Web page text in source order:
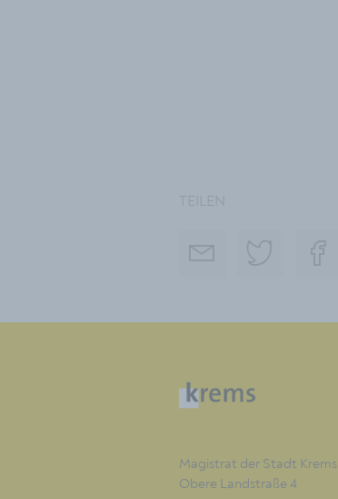
Magistrat der Stadt Krems
Obere Landstraße 4